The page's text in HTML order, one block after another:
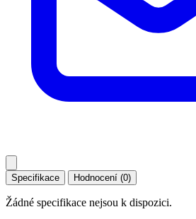
Specifikace Hodnocení (0)
Žádné specifikace nejsou k dispozici.